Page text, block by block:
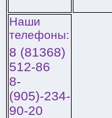
Наши
телефоны:
8 (81368)
512-86
8-
(905)-234-
90-20